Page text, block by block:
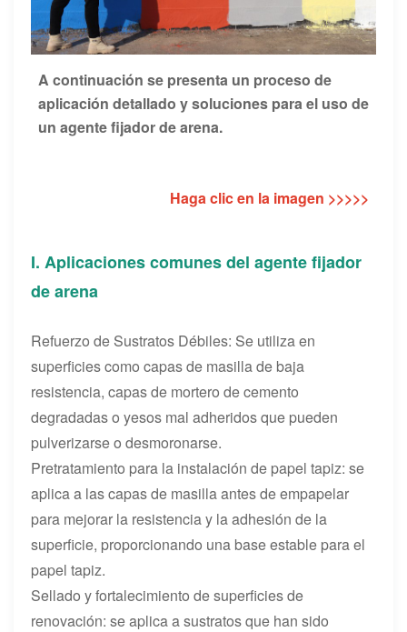
A continuación se presenta un proceso de
aplicación detallado y soluciones para el uso de
un agente fijador de arena.
Haga clic en la imagen >>>>>
I. Aplicaciones comunes del agente fijador
de arena
Refuerzo de Sustratos Débiles: Se utiliza en
superficies como capas de masilla de baja
resistencia, capas de mortero de cemento
degradadas o yesos mal adheridos que pueden
pulverizarse o desmoronarse.
Pretratamiento para la instalación de papel tapiz: se
aplica a las capas de masilla antes de empapelar
para mejorar la resistencia y la adhesión de la
superficie, proporcionando una base estable para el
papel tapiz.
Sellado y fortalecimiento de superficies de
renovación: se aplica a sustratos que han sido